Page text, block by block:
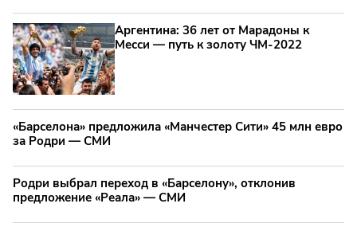
Аргентина: 36 лет от Марадоны к
Месси — путь к золоту ЧМ‑2022
«Барселона» предложила «Манчестер Сити» 45 млн евро
за Родри — СМИ
Родри выбрал переход в «Барселону», отклонив
предложение «Реала» — СМИ